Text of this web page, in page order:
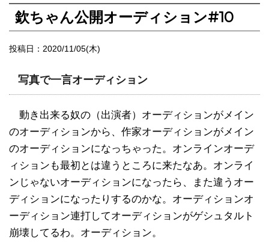
欽ちゃん公開オーディション#10
投稿日： 2020/11/05(木)
写真で一言オーディション
動き出来る奴の（出演者）オーディションがメイン
のオーディションから、作家オーディションがメイン
のオーディションになっちゃった。オンラインオーデ
ィションも最初とは違うところに来たなあ。オンライ
ンじゃないオーディションになったら、また違うオー
ディションになったりするのかな。オーディションオ
ーディション連打してオーディションがゲシュタルト
崩壊してるわ。オーディション。